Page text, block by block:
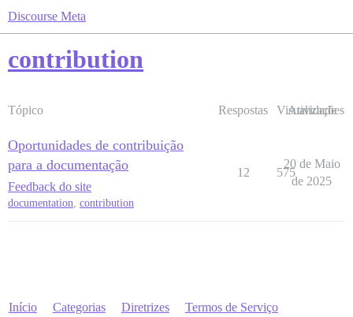
Discourse Meta
contribution
Tópico Respostas Visualizações
Atividade
Oportunidades de contribuição
para a documentação
Feedback do site
documentation, contribution
12 575
20 de Maio
de 2025
Início Categorias Diretrizes Termos de Serviço